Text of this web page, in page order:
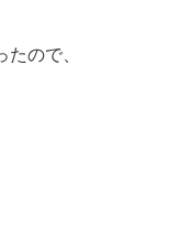
ので、